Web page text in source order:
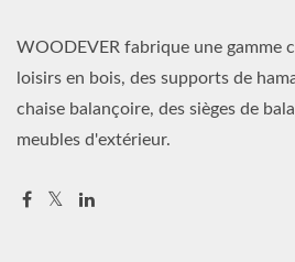
WOODEVER fabrique une gamme
loisirs en bois, des supports de
chaise balançoire, des sièges de
meubles d'extérieur.